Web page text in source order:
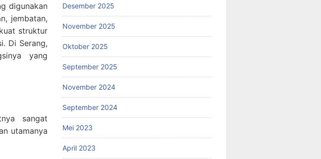
digunakan
jembatan,
struktur
Di Serang,
yang
sangat
utamanya
Desember 2025
November 2025
Oktober 2025
September 2025
November 2024
September 2024
Mei 2023
April 2023